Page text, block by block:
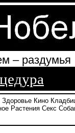
– раздумья
Здоровье Кино
Растения Секс